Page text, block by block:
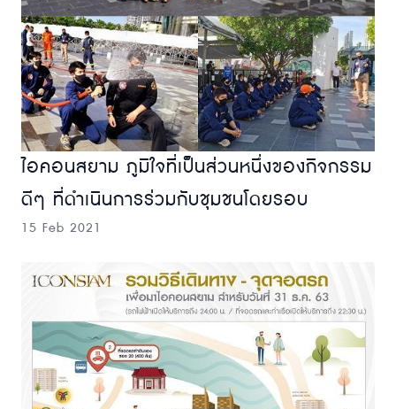
ไอคอนสยาม ภูมิใจที่เป็นส่วนหนึ่งของกิจกรรม
ดีๆ ที่ดำเนินการร่วมกับชุมชนโดยรอบ
15 Feb 2021